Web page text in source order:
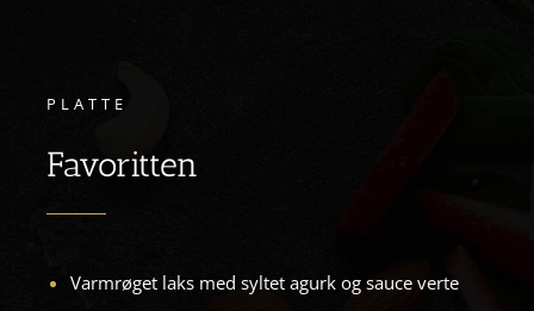
PLATTE
Favoritten
Varmrøget laks med syltet agurk og sauce verte